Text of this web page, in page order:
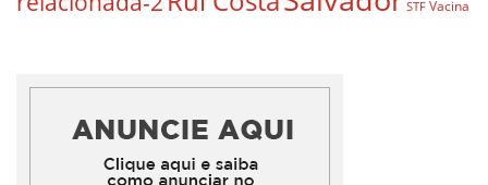
STF Vacina